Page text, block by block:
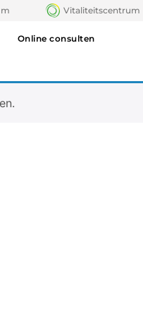
Vitaliteitscentrum
Online consulten